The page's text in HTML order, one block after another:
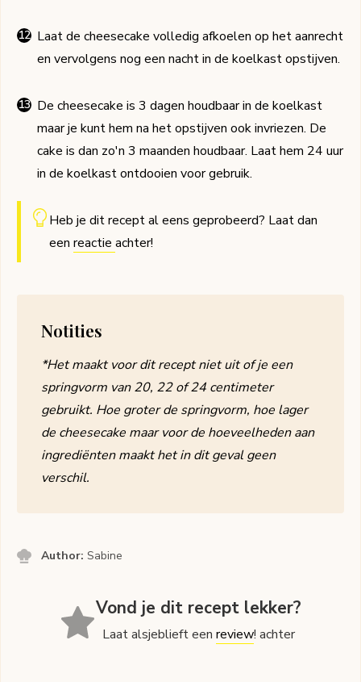
Laat de cheesecake volledig afkoelen op het aanrecht
en vervolgens nog een nacht in de koelkast opstijven.
De cheesecake is 3 dagen houdbaar in de koelkast
maar je kunt hem na het opstijven ook invriezen. De
cake is dan zo'n 3 maanden houdbaar. Laat hem 24 uur
in de koelkast ontdooien voor gebruik.
Heb je dit recept al eens geprobeerd? Laat dan
een reactie achter!
Notities
*Het maakt voor dit recept niet uit of je een
springvorm van 20, 22 of 24 centimeter
gebruikt. Hoe groter de springvorm, hoe lager
de cheesecake maar voor de hoeveelheden aan
ingrediënten maakt het in dit geval geen
verschil.
Author:Sabine
Vond je dit recept lekker?
Laat alsjeblieft eenreview! achter